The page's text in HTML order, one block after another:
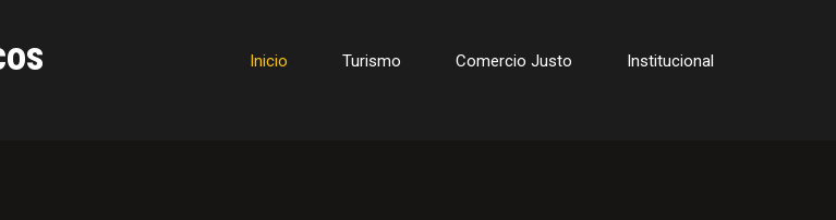
Inicio Turismo Comercio Justo Institucional